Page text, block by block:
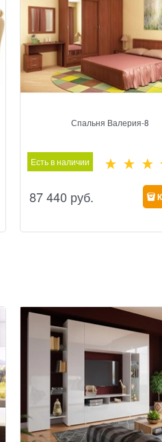
Спальня Валерия-8
Есть в наличии
87 440 руб.